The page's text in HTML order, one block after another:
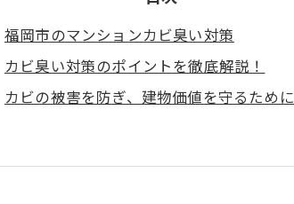
福岡市のマンションカビ臭い対策
カビ臭い対策のポイントを徹底解説！
カビの被害を防ぎ、建物価値を守るために